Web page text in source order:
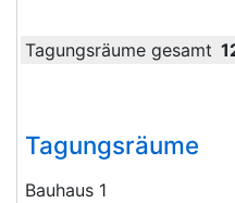
Tagungsräume gesamt
Tagungsräume
Bauhaus 1